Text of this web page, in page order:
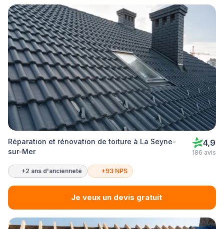
Réparation et rénovation de toiture à La Seyne-
sur-Mer
4,9
186 avis
+2 ans d'ancienneté +93 NPS
Je veux un devis gratuit